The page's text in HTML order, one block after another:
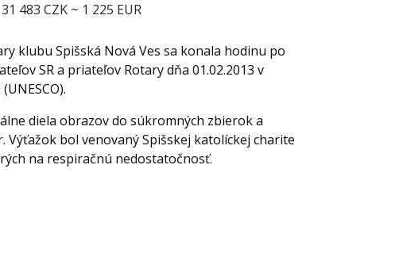
31 483 CZK ~ 1 225 EUR
klubu Spišská Nová Ves sa konala hodinu po
SR a priateľov Rotary dňa 01.02.2013 v
diela obrazov do súkromných zbierok a
Výťažok bol venovaný Spišskej katolíckej charite
na respiračnú nedostatočnosť.